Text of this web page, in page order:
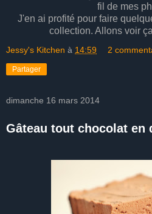
fil de mes
J'en ai profité pour faire
collection. Allons voir
Jessy's Kitchen à 14:59 2
Partager
dimanche 16 mars 2014
Gâteau tout chocolat en